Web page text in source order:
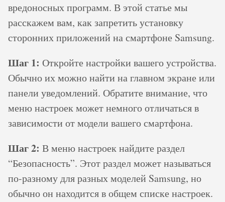
вредоносных программ. В этой статье мы
расскажем вам, как запретить установку
сторонних приложений на смартфоне Samsung.
Шаг 1: Откройте настройки вашего устройства.
Обычно их можно найти на главном экране или
панели уведомлений. Обратите внимание, что
меню настроек может немного отличаться в
зависимости от модели вашего смартфона.
Шаг 2: В меню настроек найдите раздел
“Безопасность”. Этот раздел может называться
по-разному для разных моделей Samsung, но
обычно он находится в общем списке настроек.